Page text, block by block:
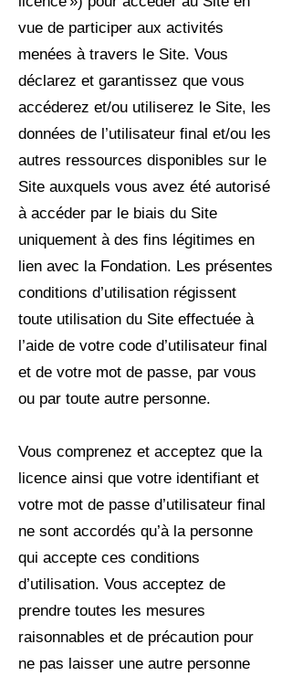
vue de participer aux activités
menées à travers le Site. Vous
déclarez et garantissez que vous
accéderez et/ou utiliserez le Site, les
données de l’utilisateur final et/ou les
autres ressources disponibles sur le
Site auxquels vous avez été autorisé
à accéder par le biais du Site
uniquement à des fins légitimes en
lien avec la Fondation. Les présentes
conditions d’utilisation régissent
toute utilisation du Site effectuée à
l’aide de votre code d’utilisateur final
et de votre mot de passe, par vous
ou par toute autre personne.
Vous comprenez et acceptez que la
licence ainsi que votre identifiant et
votre mot de passe d’utilisateur final
ne sont accordés qu’à la personne
qui accepte ces conditions
d’utilisation. Vous acceptez de
prendre toutes les mesures
raisonnables et de précaution pour
ne pas laisser une autre personne